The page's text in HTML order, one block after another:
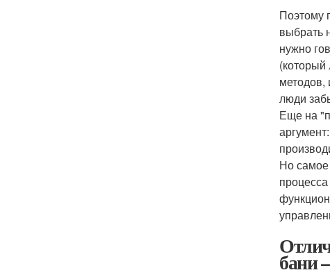
Поэтому
выбрать
нужно
(который
методов,
люди
Еще на
Но самое
бани